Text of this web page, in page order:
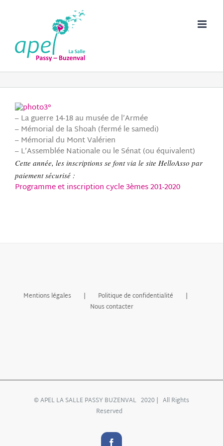
– La guerre 14-18 au musée de l’Armée
– Mémorial de la Shoah (fermé le samedi)
– Mémorial du Mont Valérien
– L’Assemblée Nationale ou le Sénat (ou équivalent)
Cette année, les inscriptions se font via le site HelloAsso par
paiement sécurisé :
Programme et inscription cycle 3èmes 201-2020
Mentions légales
Politique de confidentialité
Nous contacter
© APEL LA SALLE PASSY BUZENVAL 2020 | All Rights
Reserved